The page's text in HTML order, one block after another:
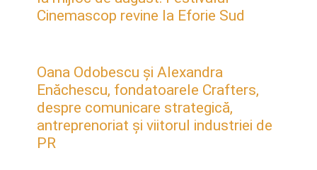
Cinemascop revine la Eforie Sud
Oana Odobescu și Alexandra
Enăchescu, fondatoarele Crafters,
despre comunicare strategică,
antreprenoriat și viitorul industriei de
PR